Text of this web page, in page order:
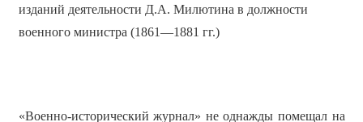
изданий деятельности Д.А. Милютина в должности
военного министра (1861—1881 гг.)
«Военно-исторический журнал» не однажды помещал на